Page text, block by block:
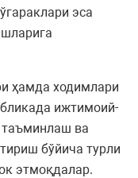
эса
ҳамда ходимлари
ижтимоий-
ва
бўйича турли
этмоқдалар.